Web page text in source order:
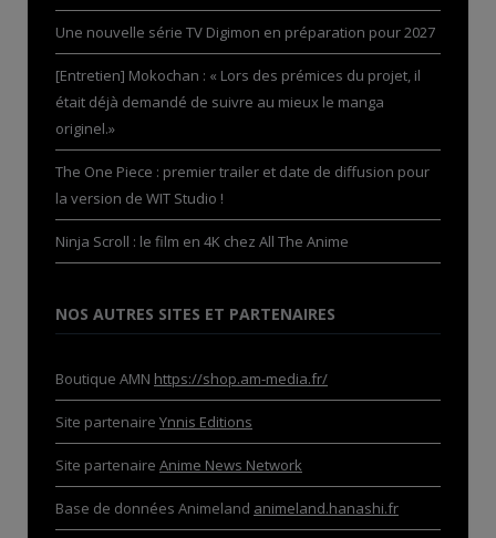
Une nouvelle série TV Digimon en préparation pour 2027
[Entretien] Mokochan : « Lors des prémices du projet, il
était déjà demandé de suivre au mieux le manga
originel.»
The One Piece : premier trailer et date de diffusion pour
la version de WIT Studio !
Ninja Scroll : le film en 4K chez All The Anime
NOS AUTRES SITES ET PARTENAIRES
Boutique AMN https://shop.am-media.fr/
Site partenaire Ynnis Editions
Site partenaire Anime News Network
Base de données Animeland animeland.hanashi.fr